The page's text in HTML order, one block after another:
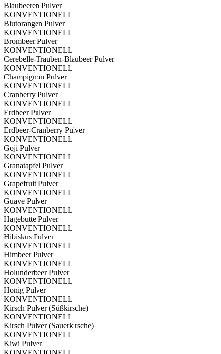
Blaubeeren Pulver
KONVENTIONELL
Blutorangen Pulver
KONVENTIONELL
Brombeer Pulver
KONVENTIONELL
Cerebelle-Trauben-Blaubeer Pulver
KONVENTIONELL
Champignon Pulver
KONVENTIONELL
Cranberry Pulver
KONVENTIONELL
Erdbeer Pulver
KONVENTIONELL
Erdbeer-Cranberry Pulver
KONVENTIONELL
Goji Pulver
KONVENTIONELL
Granatapfel Pulver
KONVENTIONELL
Grapefruit Pulver
KONVENTIONELL
Guave Pulver
KONVENTIONELL
Hagebutte Pulver
KONVENTIONELL
Hibiskus Pulver
KONVENTIONELL
Himbeer Pulver
KONVENTIONELL
Holunderbeer Pulver
KONVENTIONELL
Honig Pulver
KONVENTIONELL
Kirsch Pulver (Süßkirsche)
KONVENTIONELL
Kirsch Pulver (Sauerkirsche)
KONVENTIONELL
Kiwi Pulver